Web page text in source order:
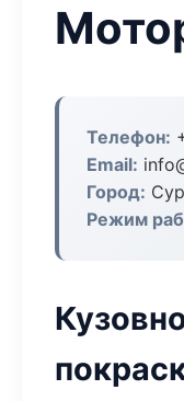
Телефон:
Email:
Город:
Режим